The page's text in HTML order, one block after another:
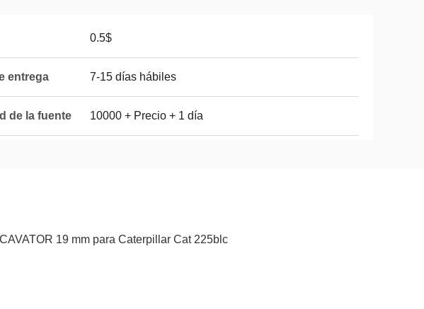
0.5$
entrega 7-15 días hábiles
de la fuente 10000 + Precio + 1 día
19 mm para Caterpillar Cat 225blc